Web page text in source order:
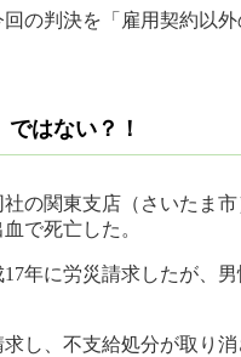
の判決を「雇用契約以
ではない？！
の関東支店（さいたま
で死亡した。
年に労災請求したが、
し、不支給処分が取り